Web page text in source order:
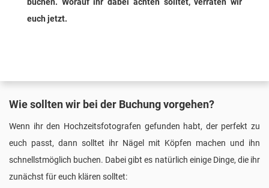
buchen. Worauf ihr dabei achten solltet, verraten wir
euch jetzt.
Wie sollten wir bei der Buchung vorgehen?
Wenn ihr den Hochzeitsfotografen gefunden habt, der perfekt zu
euch passt, dann solltet ihr Nägel mit Köpfen machen und ihn
schnellstmöglich buchen. Dabei gibt es natürlich einige Dinge, die ihr
zunächst für euch klären solltet: